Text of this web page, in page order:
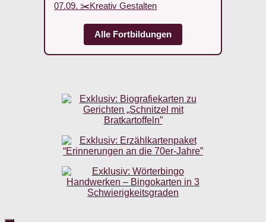
07.09. ✂️Kreativ Gestalten
Alle Fortbildungen